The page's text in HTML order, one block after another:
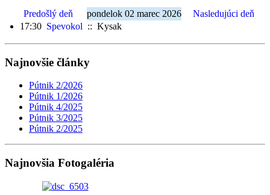
Predošlý deň pondelok 02 marec 2026
Nasledujúci deň
17:30 Spevokol :: Kysak
Najnovšie články
Pútnik 2/2026
Pútnik 1/2026
Pútnik 4/2025
Pútnik 3/2025
Pútnik 2/2025
Najnovšia Fotogaléria